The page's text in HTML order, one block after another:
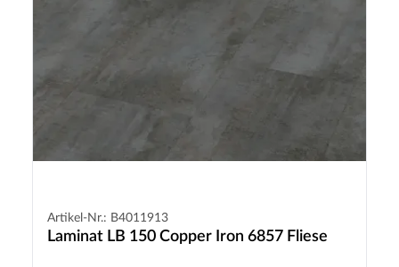
Artikel-Nr.: B4011913
Laminat LB 150 Copper Iron 6857 Fliese